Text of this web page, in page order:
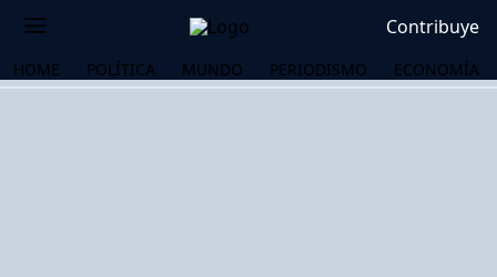
Contribuye
HOME POLÍTICA MUNDO PERIODISMO ECONOMÍA